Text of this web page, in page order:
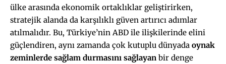
ülke arasında ekonomik ortaklıklar geliştirirken,
stratejik alanda da karşılıklı güven artırıcı adımlar
atılmalıdır. Bu, Türkiye’nin ABD ile ilişkilerinde elini
güçlendiren, aynı zamanda çok kutuplu dünyada oynak
zeminlerde sağlam durmasını sağlayan bir denge